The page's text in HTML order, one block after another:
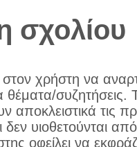
σχολίου
χρήστη να
συζητήσεις.
αποκλειστικά τις
δεν υιοθετούνται
οφείλει να